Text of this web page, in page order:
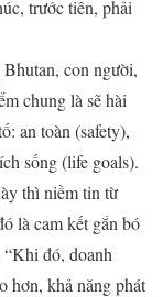
trước tiên, phải
con người,
chung là sẽ hài
an toàn (safety),
sống (life goals).
thì niềm tin từ
là cam kết gắn bó
đó, doanh
hơn, khả năng phát